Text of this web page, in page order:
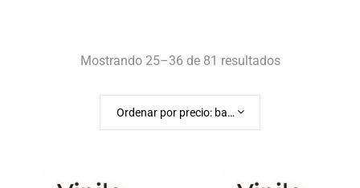
Mostrando 25–36 de 81 resultados
Ordenar por precio: bajo a alto